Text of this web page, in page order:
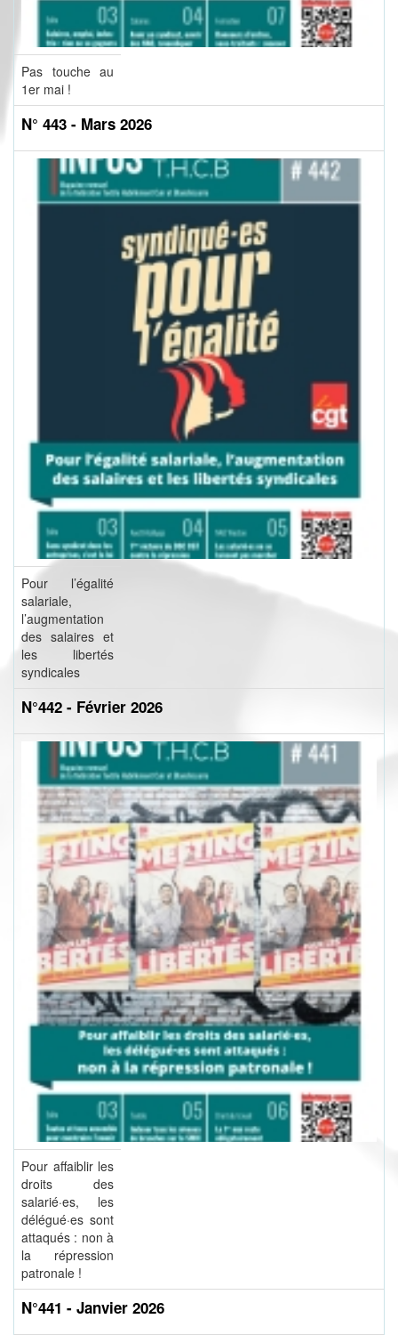
Pas touche au
1er mai !
N° 443 - Mars 2026
Pour l’égalité
salariale,
l’augmentation
des salaires et
les libertés
syndicales
N°442 - Février 2026
Pour affaiblir les
droits des
salarié·es, les
délégué·es sont
attaqués : non à
la répression
patronale !
N°441 - Janvier 2026